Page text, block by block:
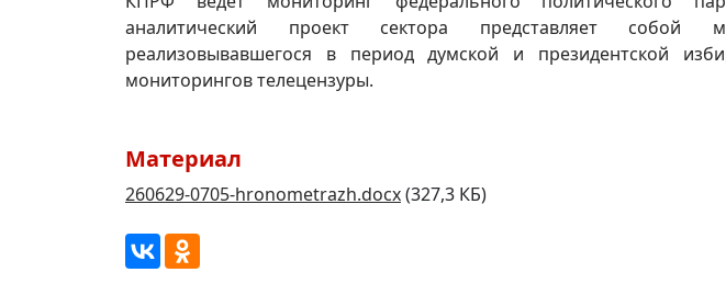
аналитический проект сектора представляет собой
реализовывавшегося в период думской и президентской
мониторингов телецензуры.
Материал
260629-0705-hronometrazh.docx(327,3 КБ)